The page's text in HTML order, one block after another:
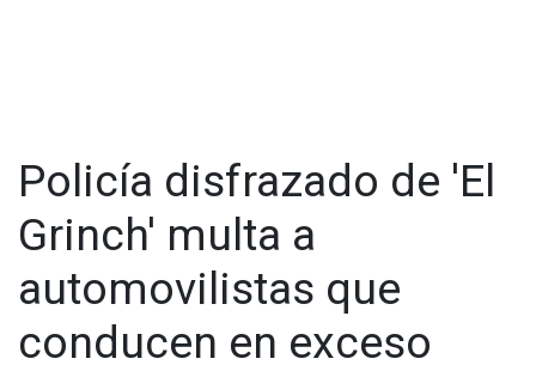
Policía disfrazado de 'El
Grinch' multa a
automovilistas que
conducen en exceso